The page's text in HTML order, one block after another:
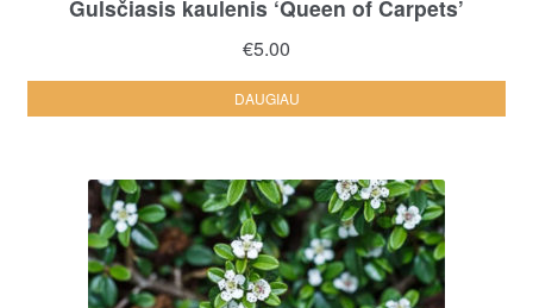
Gulsčiasis kaulenis ‘Queen of Carpets’
€5.00
DAUGIAU